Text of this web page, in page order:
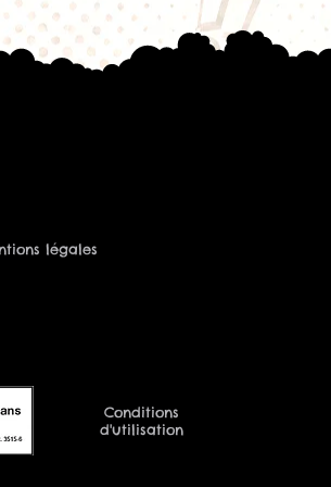
légales
Conditions
d'utilisation